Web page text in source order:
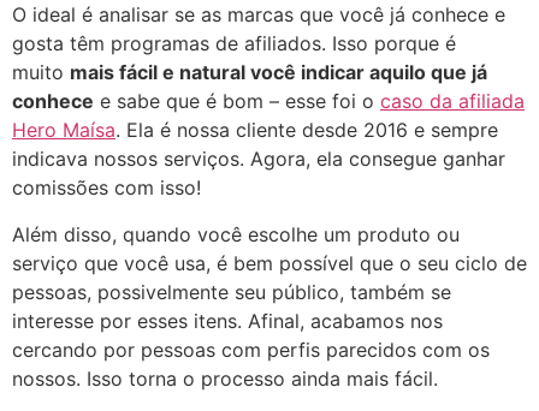
O ideal é analisar se as marcas que você já conhece e
gosta têm programas de afiliados. Isso porque é
muito mais fácil e natural você indicar aquilo que já
conhece e sabe que é bom – esse foi o caso da afiliada
Hero Maísa. Ela é nossa cliente desde 2016 e sempre
indicava nossos serviços. Agora, ela consegue ganhar
comissões com isso!
Além disso, quando você escolhe um produto ou
serviço que você usa, é bem possível que o seu ciclo de
pessoas, possivelmente seu público, também se
interesse por esses itens. Afinal, acabamos nos
cercando por pessoas com perfis parecidos com os
nossos. Isso torna o processo ainda mais fácil.